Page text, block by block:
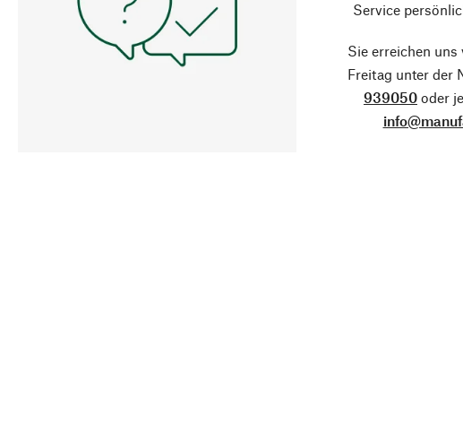
Service
Sie erreichen
Freitag unter der
939050 oder